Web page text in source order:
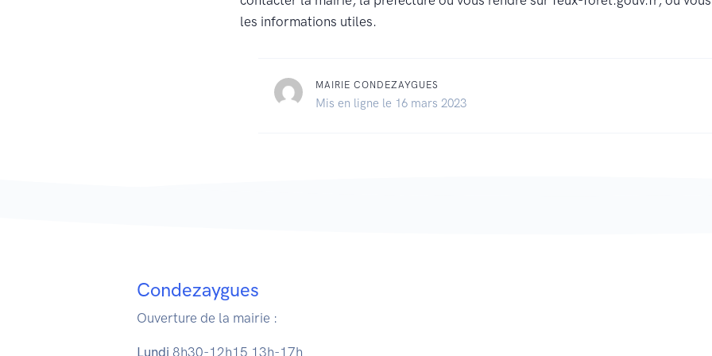
les informations utiles.
MAIRIE CONDEZAYGUES
Mis en ligne le 16 mars 2023
Condezaygues
Ouverture de la mairie :
Lundi 8h30-12h15 13h-17h